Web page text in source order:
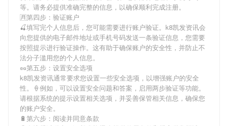
等。请务必提供准确完整的信息，以确保顺利完成注册。
🈷第四步：验证账户
🍒填写完个人信息后，您可能需要进行账户验证。 k8凯发资讯会
向您提供的电子邮件地址或手机号码发送一条验证信息，您需要
按照提示进行验证操作。这有助于确保账户的安全性，并防止不
法分子滥用您的个人信息。
🥜第五步：设置安全选项
k8凯发资讯通常要求您设置一些安全选项，以增强账户的安全
性。🍦例如，可以设置安全问题和答案，启用两步验证等功能。
请根据系统的提示设置相关选项，并妥善保管相关信息，确保您
的账户安全。
🔋第六步：阅读并同意条款